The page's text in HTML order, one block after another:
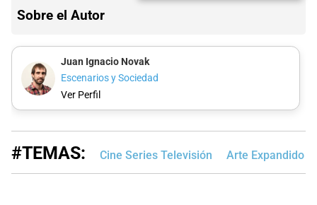
Sobre el Autor
Juan Ignacio Novak
Escenarios y Sociedad
Ver Perfil
#TEMAS: Cine Series Televisión Arte Expandido